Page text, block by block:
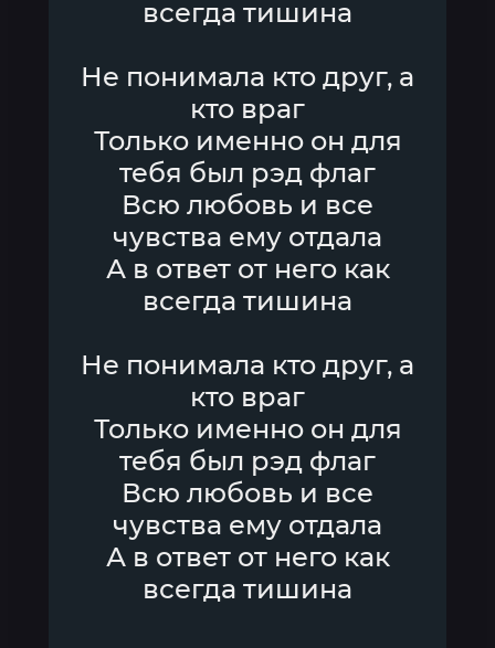
всегда тишина
Не понимала кто друг, а
кто враг
Только именно он для
тебя был рэд флаг
Всю любовь и все
чувства ему отдала
А в ответ от него как
всегда тишина
Не понимала кто друг, а
кто враг
Только именно он для
тебя был рэд флаг
Всю любовь и все
чувства ему отдала
А в ответ от него как
всегда тишина